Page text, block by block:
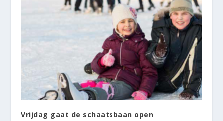
Vrijdag gaat de schaatsbaan open